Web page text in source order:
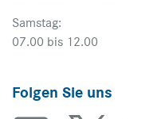
Samstag:
07.00 bis 12.00
Folgen Sie uns